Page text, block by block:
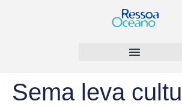
Sema leva